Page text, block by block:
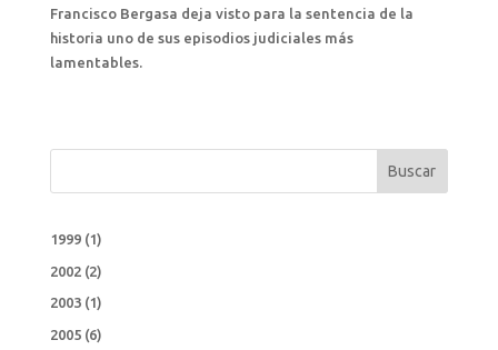
Francisco Bergasa deja visto para la sentencia de la
historia uno de sus episodios judiciales más
lamentables.
Buscar
1999(1)
2002(2)
2003(1)
2005(6)